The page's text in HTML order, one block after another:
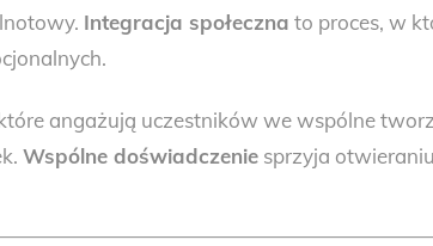
Integracja społeczna to proces, w
angażują uczestników we wspólne
Wspólne doświadczenie sprzyja